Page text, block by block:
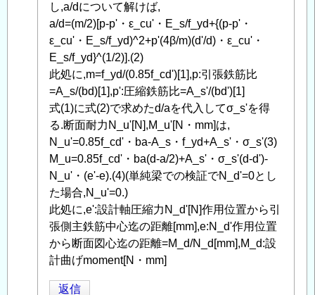
の
返
信
し,a/dについて解けば,
a/d=(m/2)[p-p'・ε_cu'・E_s/f_yd+{(p-p'・
ε_cu'・E_s/f_yd)^2+p'(4β/m)(d'/d)・ε_cu'・
E_s/f_yd}^(1/2)].(2)
此処に,m=f_yd/(0.85f_cd')[1],p:引張鉄筋比
=A_s/(bd)[1],p':圧縮鉄筋比=A_s'/(bd')[1]
式(1)に式(2)で求めたd/aを代入してσ_s'を得
る.断面耐力N_u'[N],M_u'[N・mm]は,
N_u'=0.85f_cd'・ba-A_s・f_yd+A_s'・σ_s'(3)
M_u=0.85f_cd'・ba(d-a/2)+A_s'・σ_s'(d-d')-
N_u'・(e'-e).(4)(単純梁での検証でN_d'=0とし
た場合,N_u'=0.)
此処に,e':設計軸圧縮力N_d'[N]作用位置から引
張側主鉄筋中心迄の距離[mm],e:N_d'作用位置
から断面図心迄の距離=M_d/N_d[mm],M_d:設
計曲げmoment[N・mm]
返信